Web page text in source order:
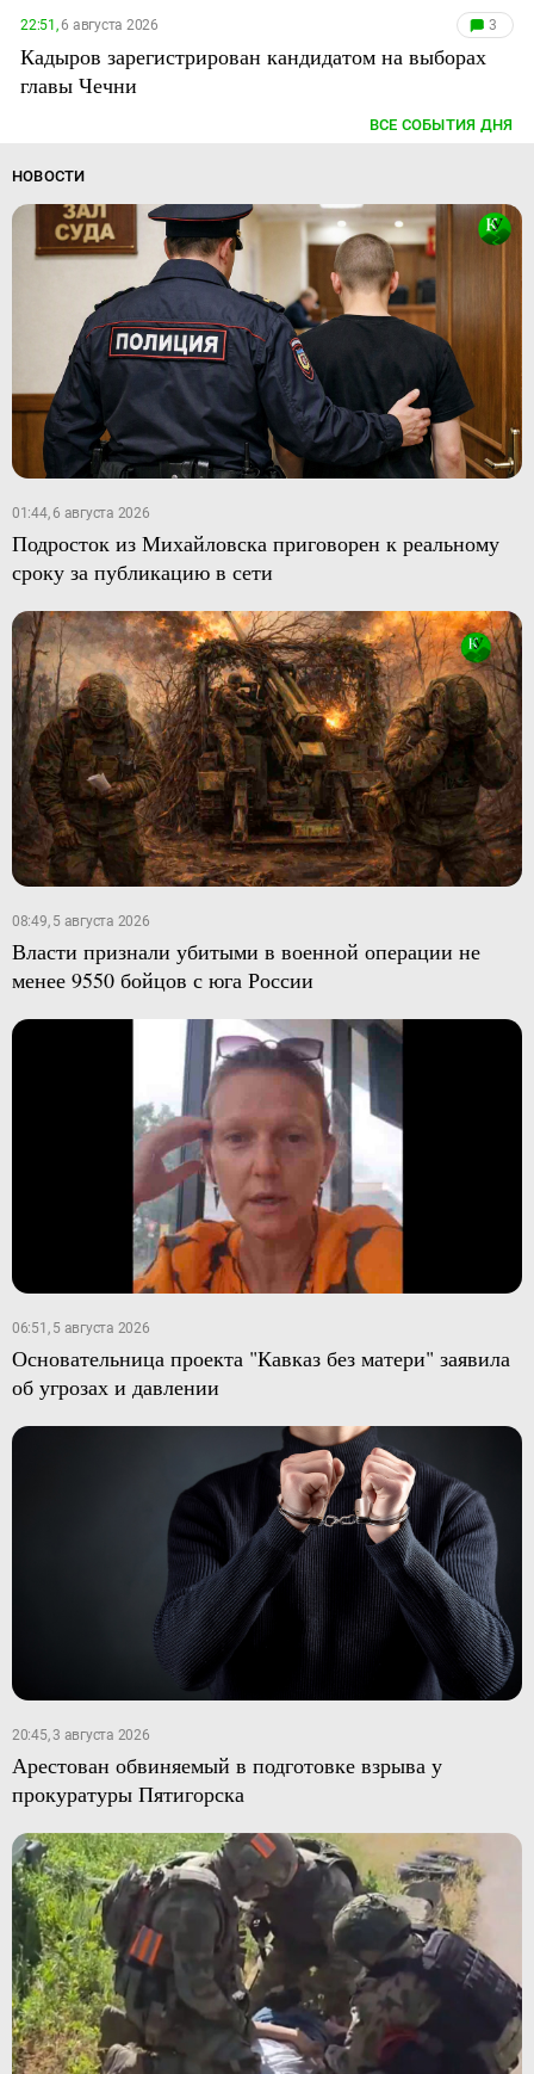
22:51,6 августа 2026 3
Кадыров зарегистрирован кандидатом на выборах
главы Чечни
ВСЕ СОБЫТИЯ ДНЯ
НОВОСТИ
01:44, 6 августа 2026
Подросток из Михайловска приговорен к реальному
сроку за публикацию в сети
08:49, 5 августа 2026
Власти признали убитыми в военной операции не
менее 9550 бойцов с юга России
06:51, 5 августа 2026
Основательница проекта "Кавказ без матери" заявила
об угрозах и давлении
20:45, 3 августа 2026
Арестован обвиняемый в подготовке взрыва у
прокуратуры Пятигорска